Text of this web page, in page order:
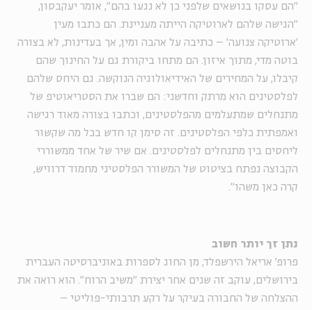
"הם עסקו בנושאים שלפני כן לא נגעו בהם", אומר יעקבסון,
"הגישה שלהם לארוטיקה הייתה מעניינת. הם כתבו מעין
'ארוטיקה צנועה' – כתיבה על אהבה ומין, אך בעדינות, לא בצורה
בוטה מדי, מתוך איזון. הם מתחו ביקורת גם על החינוך שהם
קיבלו, על המחירים של האידיאולוגיה הנוקשה. גם היחס שלהם
לפלסטינים הוא מרתק וחדשני: הם שברו את הסטריאוטיפ של
מתנחלים שמתעלמים מהפלסטינים, וכתבו בצורה מאוד רגישה
ואמפתית כלפי הפלסטינים. זה סימן קו חדש בכל מה שקשור
ליחסים בין מתנחלים לפלסטינים. אם שיר של אחד ממשוררי
הקבוצה נפתח בציטוט של המשורר הפלסטיני מחמוד דרוויש,
קרה כאן משהו".
נתן זך יותר חשוב
פרופ' אריאל הירשפלד, מן החוג לספרות באוניברסיטה העברית
בירושלים, עוקב זה שנים אחר יצירת "משיב הרוח". הוא רואה את
ההצלחה של החבורה בעיקר על רקע תרבותי-פוליטי –